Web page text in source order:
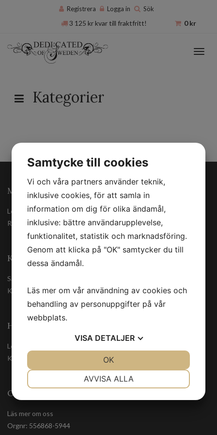
Registrera Logga in Sök
0kr
3 125 krkvar till fraktfritt!
Kategorier
MINA SIDOR
Logga in
Registrera
KUNDSERVICE
Säkerhetsdatablad
Kontakta oss
HANDLA TRYGGT
Leveranssätt
Köpvillkor
OM OSS
Läs mer om oss
Orgnr: 556868-5944
Samtycke till cookies
Vi och våra partners använder teknik,
inklusive cookies, för att samla in
information om dig för olika ändamål,
inklusive: bättre användarupplevelse,
funktionalitet, statistik och marknadsföring.
Genom att klicka på "OK" samtycker du till
dessa ändamål.
Läs mer om vår användning av cookies och
behandling av personuppgifter på vår
webbplats.
VISA DETALJER
AVVISA ALLA
OK